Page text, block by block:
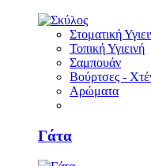
Στοματική
Τοπική Υγιεινή
Σαμπουάν
Βούρτσες -
Αρώματα
Γάτα